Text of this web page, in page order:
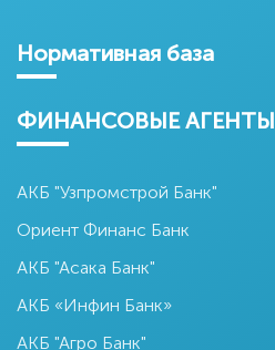
Нормативная база
ФИНАНСОВЫЕ АГЕНТЫ
АКБ "Узпромстрой Банк"
Ориент Финанс Банк
АКБ "Асака Банк"
АКБ «Инфин Банк»
АКБ "Агро Банк"